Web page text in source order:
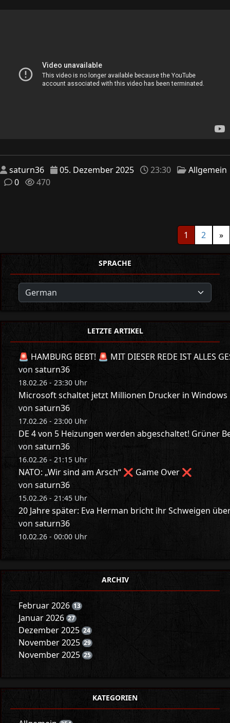
saturn36 05. Dezember 2025 23:30
Allgemein
0
470
1 2 »
SPRACHE
LETZTE ARTIKEL
🚨 HAMBURG BEBT! 🚨 MIT DIESER REDE IST ALLES
von saturn36
18.02.26 - 23:30 Uhr
Microsoft schaltet jetzt Millionen Drucker in Windows
von saturn36
17.02.26 - 23:00 Uhr
DE 4 von 5 Heizungen werden abgeschaltet! Grüner
von saturn36
16.02.26 - 21:15 Uhr
NATO: „Wir sind am Arsch“ ❌ Game Over ❌
von saturn36
15.02.26 - 21:45 Uhr
20 Jahre später: Eva Herman bricht ihr Schweigen
von saturn36
10.02.26 - 00:00 Uhr
ARCHIV
Februar 2026 13
Januar 2026 27
Dezember 2025 24
November 2025 29
November 2025 25
KATEGORIEN